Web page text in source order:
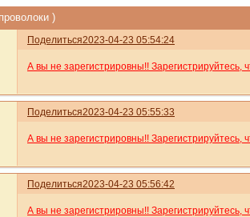
)
Поделиться2023-04-23 05:54:24
А вы не зарегистрировны!! Зарегистрируйтесь,
Поделиться2023-04-23 05:55:33
А вы не зарегистрировны!! Зарегистрируйтесь,
Поделиться2023-04-23 05:56:42
А вы не зарегистрировны!! Зарегистрируйтесь,